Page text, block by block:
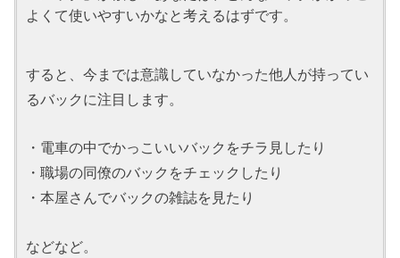
よくて使いやすいかなと考えるはずです。
すると、今までは意識していなかった他人が持ってい
るバックに注目します。
・電車の中でかっこいいバックをチラ見したり
・職場の同僚のバックをチェックしたり
・本屋さんでバックの雑誌を見たり
などなど。